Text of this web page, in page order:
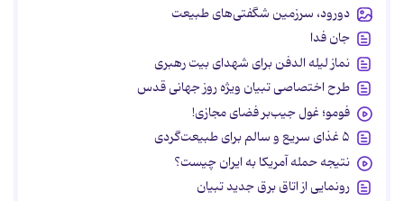
دورود، سرزمین شگفتی‌های طبیعت
جان فدا
نماز لیله الدفن برای شهدای بیت رهبری
طرح اختصاصی تبیان ویژه روز جهانی قدس
فومو؛ غول جیب‌بر فضای مجازی!
۵ غذای سریع و سالم برای طبیعت‌گردی
نتیجه حمله آمریکا به ایران چیست؟
رونمایی از اتاق برق جدید تبیان